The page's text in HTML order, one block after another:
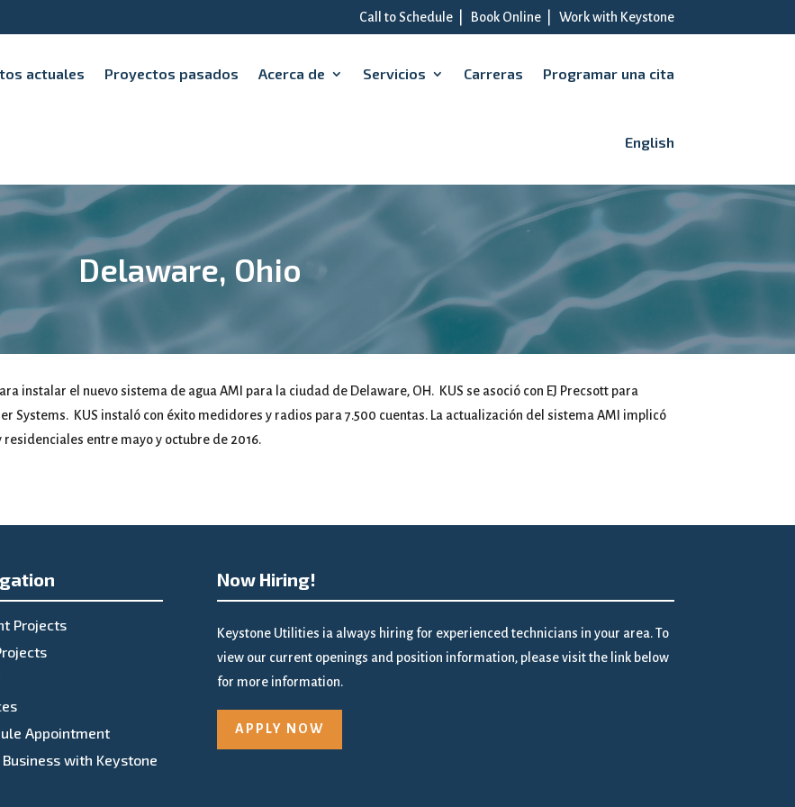
Call to Schedule| Book Online| Work with Keystone
actuales Proyectos pasados Acerca de Servicios Carreras Programar una cita
English
Delaware, Ohio
instalar el nuevo sistema de agua AMI para la ciudad de Delaware, OH. KUS se asoció con EJ Precsott para
Systems. KUS instaló con éxito medidores y radios para 7.500 cuentas. La actualización del sistema AMI implicó
entre mayo y octubre de 2016.
Projects
Appointment
Business with Keystone
Now Hiring!
Keystone Utilities ia always hiring for experienced technicians in your area. To
view our current openings and position information, please visit the link below
for more information.
APPLY NOW